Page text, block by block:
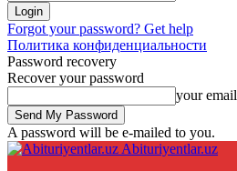
Forgot your password? Get help
Политика конфиденциальности
Password recovery
Recover your password
your email
A password will be e-mailed to you.
Abituriyentlar.uz